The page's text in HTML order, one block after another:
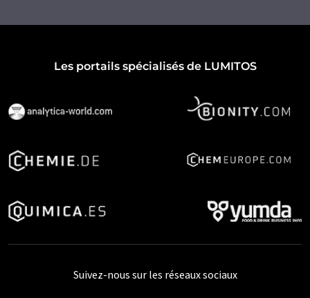
Les portails spécialisés de LUMITOS
Suivez-nous sur les réseaux sociaux